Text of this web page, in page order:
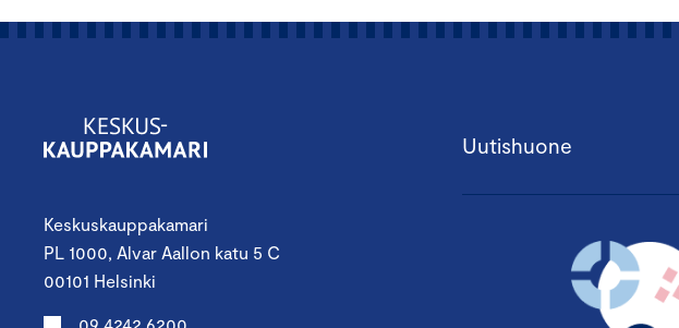
Keskuskauppakamari
PL 1000, Alvar Aallon katu 5 C
00101 Helsinki
Uutishuone